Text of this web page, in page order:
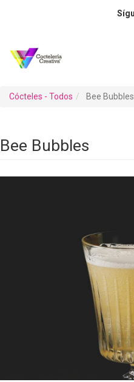
Cócteles - Todos Bee Bubbles
Bee Bubbles